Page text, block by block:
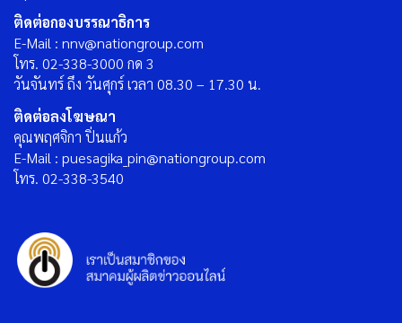
ติดต่อกองบรรณาธิการ
E-Mail : nnv@nationgroup.com
โทร. 02-338-3000 กด 3
วันจันทร์ ถึง วันศุกร์ เวลา 08.30 – 17.30 น.
ติดต่อลงโฆษณา
คุณพฤศจิกา ปิ่นแก้ว
E-Mail : puesagika_pin@nationgroup.com
โทร. 02-338-3540